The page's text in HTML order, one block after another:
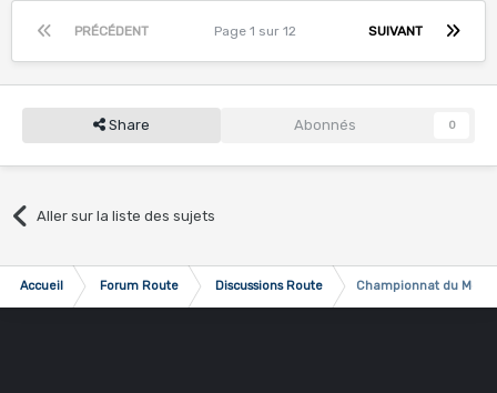
PRÉCÉDENT SUIVANT
Page 1 sur 12
Share Abonnés 0
Aller sur la liste des sujets
Accueil Forum Route Discussions Route Championnat du